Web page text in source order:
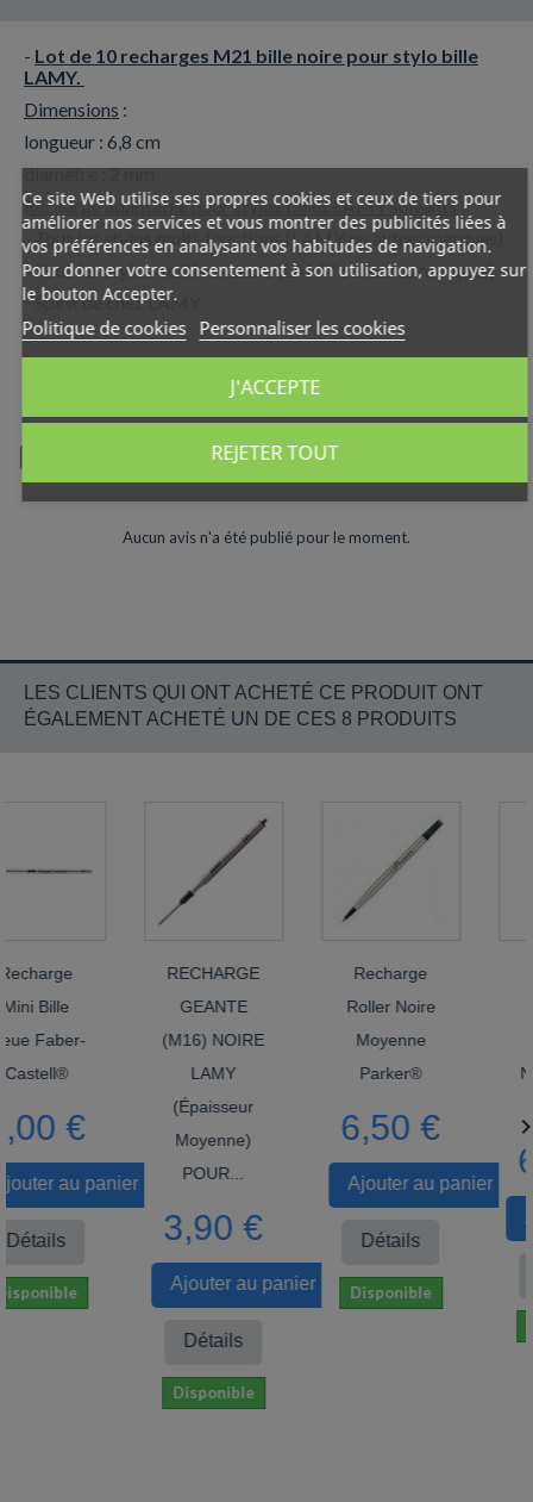
- Lot de 10 recharges M21 bille noire pour stylo bille
LAMY.
Dimensions :
longueur : 6,8 cm
diamètre : 2 mm
Recharge adaptable pour stylos billes LAMY suivants:
- Tous les stylos multi-fonctions (LAMY ou autres marques)
- Tous les stylos multi-couleurs (LAMY ou autres marques)
- Spirit de chez LAMY
Aucun avis n'a été publié pour le moment.
LES CLIENTS QUI ONT ACHETÉ CE PRODUIT ONT
ÉGALEMENT ACHETÉ UN DE CES 8 PRODUITS
Bille
Faber-
€
au panier
RECHARGE
GEANTE
(M16) NOIRE
LAMY
(épaisseur
Moyenne)
POUR...
3,90 €
Ajouter au panier
Détails
Disponible
Recharge
Roller Noire
Moyenne
Parker®
6,50 €
Ajouter au panier
Détails
Disponible
Ce site Web utilise ses propres cookies et ceux de tiers pour
améliorer nos services et vous montrer des publicités liées à
vos préférences en analysant vos habitudes de navigation.
Pour donner votre consentement à son utilisation, appuyez sur
le bouton Accepter.
Politique de cookies Personnaliser les cookies
REJETER TOUT
J'ACCEPTE